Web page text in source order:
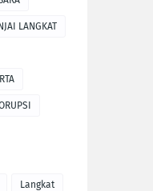
LANGKAT
Langkat